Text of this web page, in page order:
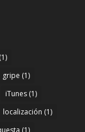
(1)
gripe (1)
iTunes(1)
localización (1)